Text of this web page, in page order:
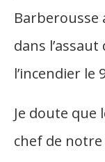
Barberousse
dans
l’incendier le
Je doute que
chef de